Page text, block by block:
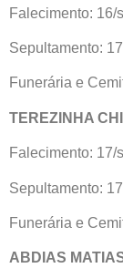
Falecimento: 16/
Sepultamento:
Funerária e
TEREZINHA
Falecimento: 17/
Sepultamento:
Funerária e
ABDIAS